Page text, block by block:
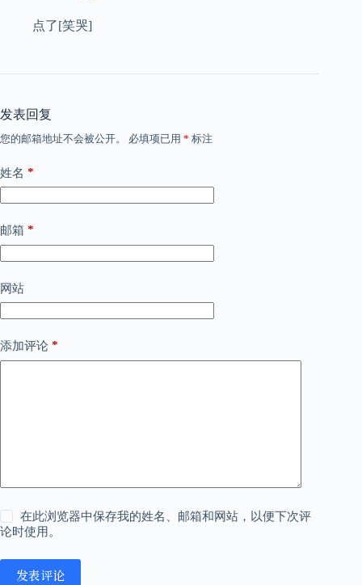
点了[笑哭]
发表回复
您的邮箱地址不会被公开。 必填项已用 * 标注
姓名 *
邮箱 *
网站
添加评论 *
在此浏览器中保存我的姓名、邮箱和网站，以便下次评
论时使用。
发表评论